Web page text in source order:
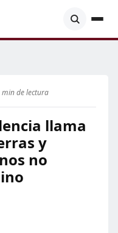
min de lectura
llama
y
no